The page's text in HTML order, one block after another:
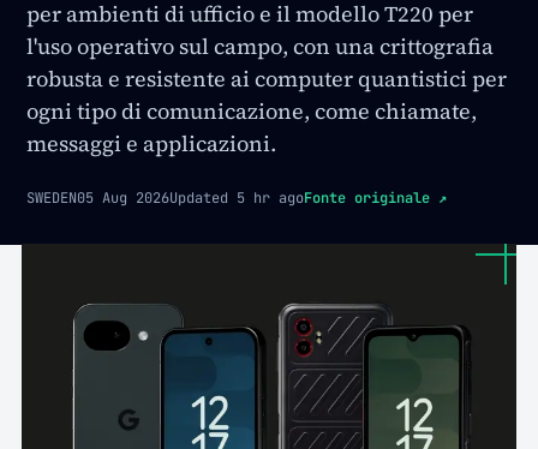
per ambienti di ufficio e il modello T220 per
l'uso operativo sul campo, con una crittografia
robusta e resistente ai computer quantistici per
ogni tipo di comunicazione, come chiamate,
messaggi e applicazioni.
SWEDEN05 Aug 2026Updated 5 hr agoFonte originale ↗